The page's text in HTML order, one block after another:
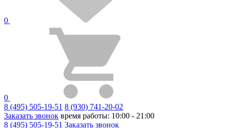
0
0
8 (495) 505-19-51 8 (930) 741-20-02
Заказать звонок время работы: 10:00 - 21:00
8 (495) 505-19-51 Заказать звонок